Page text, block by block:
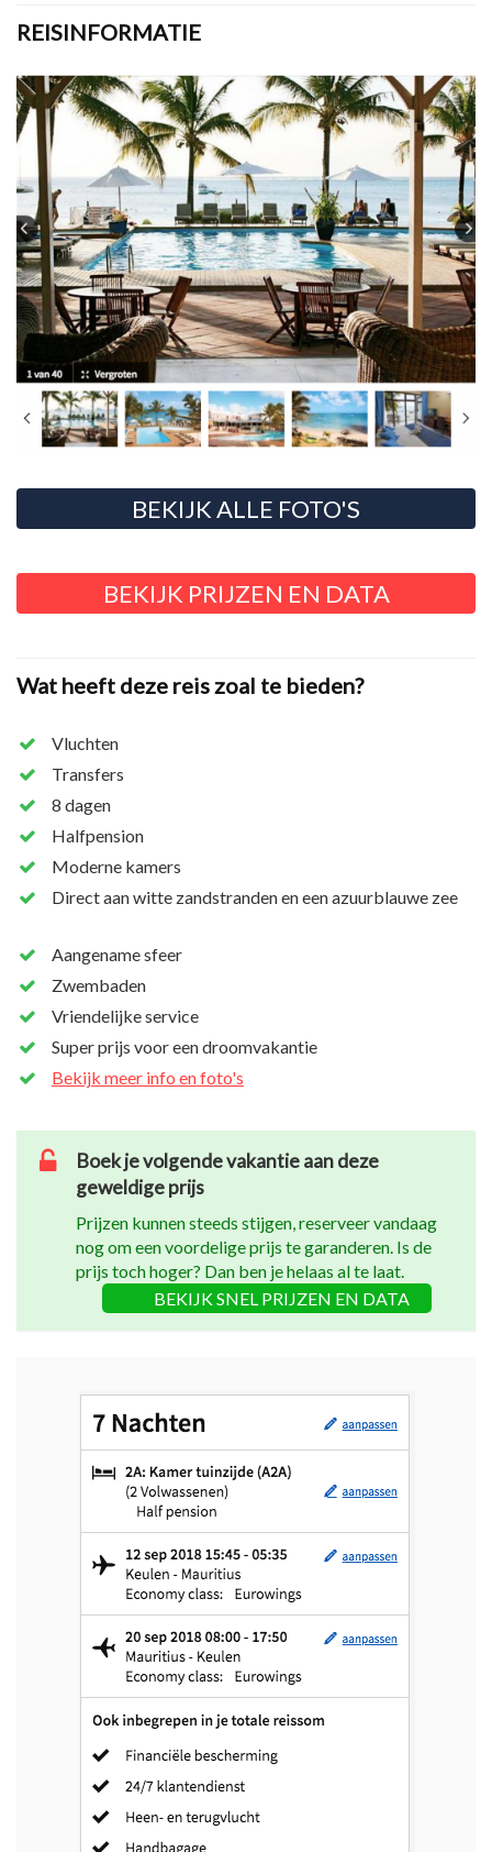
REISINFORMATIE
BEKIJK ALLE FOTO'S
BEKIJK PRIJZEN EN DATA
Wat heeft deze reis zoal te bieden?
Vluchten
Transfers
8 dagen
Halfpension
Moderne kamers
Direct aan witte zandstranden en een azuurblauwe zee
Aangename sfeer
Zwembaden
Vriendelijke service
Super prijs voor een droomvakantie
Bekijk meer info en foto's
Boek je volgende vakantie aan deze
geweldige prijs
Prijzen kunnen steeds stijgen, reserveer vandaag
nog om een voordelige prijs te garanderen. Is de
prijs toch hoger? Dan ben je helaas al te laat.
BEKIJK SNEL PRIJZEN EN DATA